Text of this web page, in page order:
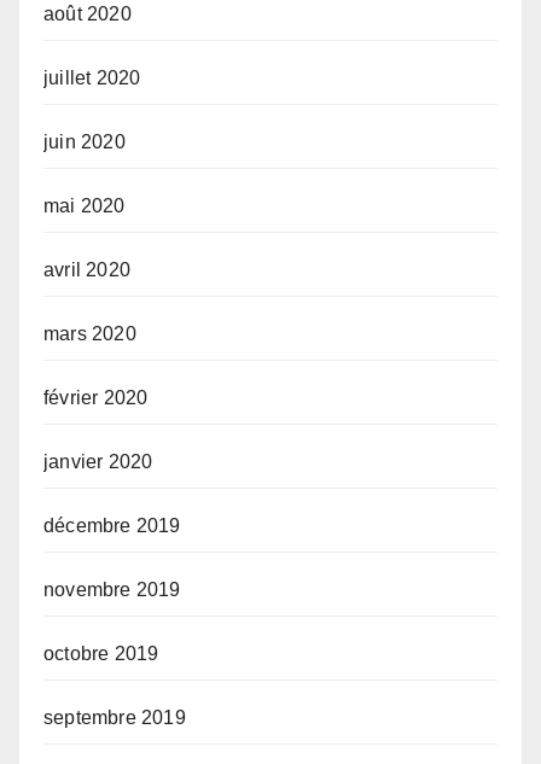
août 2020
juillet 2020
juin 2020
mai 2020
avril 2020
mars 2020
février 2020
janvier 2020
décembre 2019
novembre 2019
octobre 2019
septembre 2019